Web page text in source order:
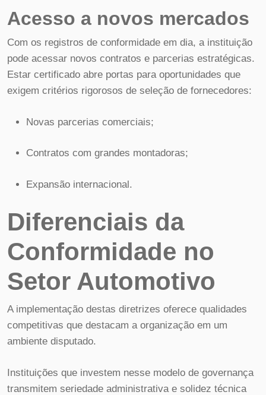
Acesso a novos mercados
Com os registros de conformidade em dia, a instituição
pode acessar novos contratos e parcerias estratégicas.
Estar certificado abre portas para oportunidades que
exigem critérios rigorosos de seleção de fornecedores:
Novas parcerias comerciais;
Contratos com grandes montadoras;
Expansão internacional.
Diferenciais da
Conformidade no
Setor Automotivo
A implementação destas diretrizes oferece qualidades
competitivas que destacam a organização em um
ambiente disputado.
Instituições que investem nesse modelo de governança
transmitem seriedade administrativa e solidez técnica